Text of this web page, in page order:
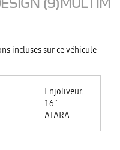
incluses sur ce véhicule
Enjoliveurs
16"
ATARA